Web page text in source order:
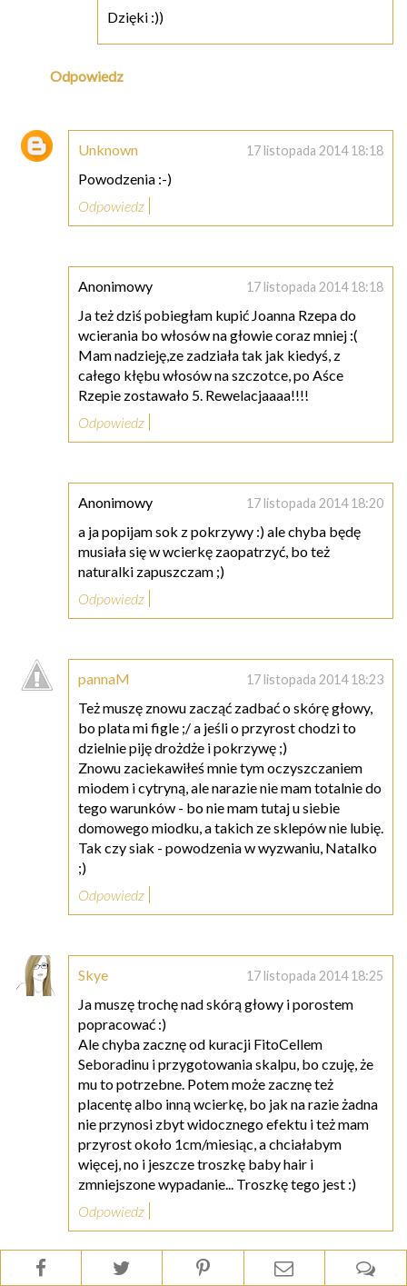
Dzięki :))
Odpowiedz
Unknown 17 listopada 2014 18:18
Powodzenia :-)
Odpowiedz
Anonimowy 17 listopada 2014 18:18
Ja też dziś pobiegłam kupić Joanna Rzepa do
wcierania bo włosów na głowie coraz mniej :(
Mam nadzieję,ze zadziała tak jak kiedyś, z
całego kłębu włosów na szczotce, po Aśce
Rzepie zostawało 5. Rewelacjaaaa!!!!
Odpowiedz
Anonimowy 17 listopada 2014 18:20
a ja popijam sok z pokrzywy :) ale chyba będę
musiała się w wcierkę zaopatrzyć, bo też
naturalki zapuszczam ;)
Odpowiedz
pannaM 17 listopada 2014 18:23
Też muszę znowu zacząć zadbać o skórę głowy,
bo plata mi figle ;/ a jeśli o przyrost chodzi to
dzielnie piję drożdże i pokrzywę ;)
Znowu zaciekawiłeś mnie tym oczyszczaniem
miodem i cytryną, ale narazie nie mam totalnie do
tego warunków - bo nie mam tutaj u siebie
domowego miodku, a takich ze sklepów nie lubię.
Tak czy siak - powodzenia w wyzwaniu, Natalko
;)
Odpowiedz
Skye 17 listopada 2014 18:25
Ja muszę trochę nad skórą głowy i porostem
popracować :)
Ale chyba zacznę od kuracji FitoCellem
Seboradinu i przygotowania skalpu, bo czuję, że
mu to potrzebne. Potem może zacznę też
placentę albo inną wcierkę, bo jak na razie żadna
nie przynosi zbyt widocznego efektu i też mam
przyrost około 1cm/miesiąc, a chciałabym
więcej, no i jeszcze troszkę baby hair i
zmniejszone wypadanie... Troszkę tego jest :)
Odpowiedz